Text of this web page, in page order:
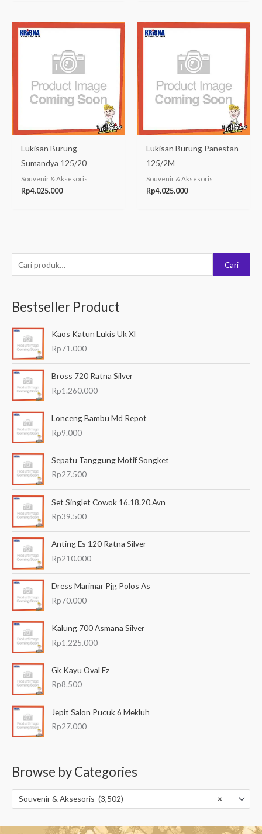
e
c
a
u
n
u
Cari
Bestseller Product
Kaos Katun Lukis Uk Xl
Rp71.000
Bross 720 Ratna Silver
Rp1.260.000
Lonceng Bambu Md Repot
Rp9.000
Sepatu Tanggung Motif Songket
Rp27.500
Set Singlet Cowok 16.18.20.Avn
Rp39.500
Anting Es 120 Ratna Silver
Rp210.000
Dress Marimar Pjg Polos As
Rp70.000
Kalung 700 Asmana Silver
Rp1.225.000
Gk Kayu Oval Fz
Rp8.500
Jepit Salon Pucuk 6 Mekluh
Rp27.000
Browse by Categories
×
Souvenir & Aksesoris (3,502)
Lukisan Burung
Sumandya 125/20
Souvenir & Aksesoris
Rp4.025.000
Lukisan Burung Panestan
125/2M
Souvenir & Aksesoris
Rp4.025.000